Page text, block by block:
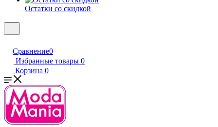
Остатки со скидкой
Сравнение0
Избранные товары 0
Корзина 0